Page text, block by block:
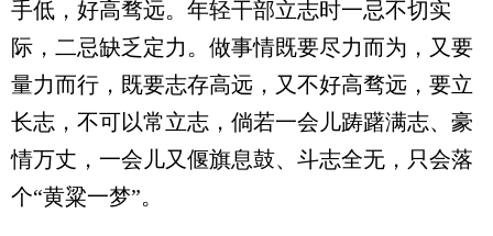
手低，好高骛远。年轻干部立志时一忌不切实
际，二忌缺乏定力。做事情既要尽力而为，又要
量力而行，既要志存高远，又不好高骛远，要立
长志，不可以常立志，倘若一会儿踌躇满志、豪
情万丈，一会儿又偃旗息鼓、斗志全无，只会落
个“黄粱一梦”。